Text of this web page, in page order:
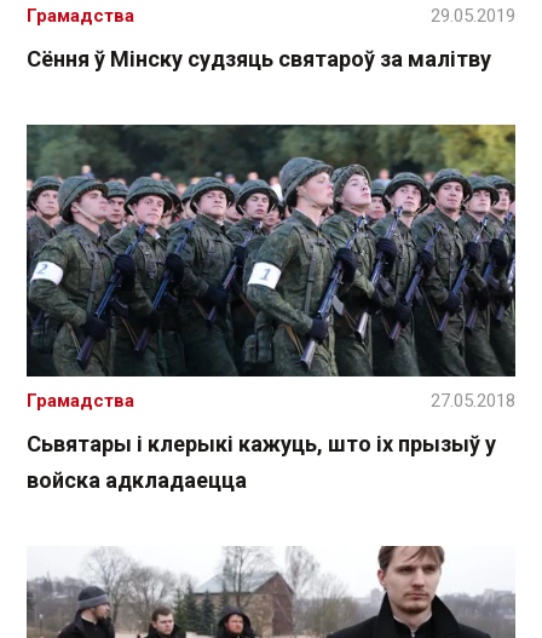
Сёння ў Мінску судзяць святароў за малітву
Грамадства 29.05.2019
Сьвятары і клерыкі кажуць, што іх прызыў у
войска адкладаецца
Грамадства 27.05.2018